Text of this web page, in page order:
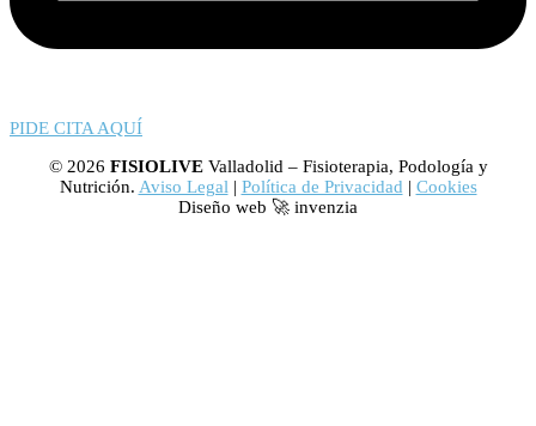
PIDE CITA AQUÍ
© 2026 FISIOLIVEValladolid – Fisioterapia, Podología y
Nutrición. Aviso Legal | Política de Privacidad | Cookies
Diseño web 🚀 invenzia